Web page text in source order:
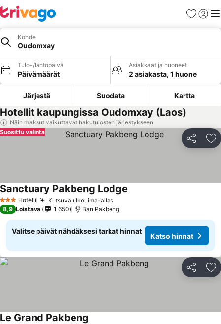
Suosikit
Kohde
Oudomxay
Tulo-/lähtöpäivä
Päivämäärät
Asiakkaat ja huoneet
2 asiakasta, 1 huone
Järjestä Suodata Kartta
Hotellit kaupungissa Oudomxay (Laos)
Näin maksut vaikuttavat hakutulosten järjestykseen
Jaa
Suosittu valinta
3 Tähtiluokitus
Hotelli Kutsuva ulkouima-allas
Sanctuary Pakbeng Lodge
8,9 Loistava 1 650 Ban Pakbeng
Valitse päivät nähdäksesi tarkat hinnat
Katso hinnat
Jaa
Le Grand Pakbeng